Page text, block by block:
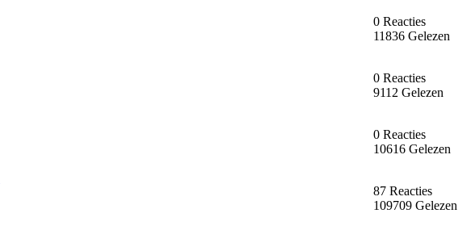
0 Reacties
11836 Gelezen
0 Reacties
9112 Gelezen
0 Reacties
10616 Gelezen
87 Reacties
109709 Gelezen